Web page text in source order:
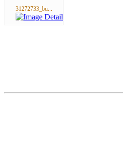
31272733_bu...